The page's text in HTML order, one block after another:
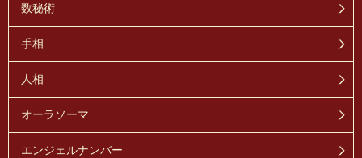
数秘術
手相
人相
オーラソーマ
エンジェルナンバー